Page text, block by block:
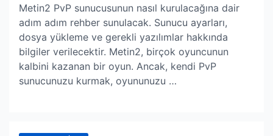
Metin2 PvP sunucusunun nasıl kurulacağına dair
adım adım rehber sunulacak. Sunucu ayarları,
dosya yükleme ve gerekli yazılımlar hakkında
bilgiler verilecektir. Metin2, birçok oyuncunun
kalbini kazanan bir oyun. Ancak, kendi PvP
sunucunuzu kurmak, oyununuzu …